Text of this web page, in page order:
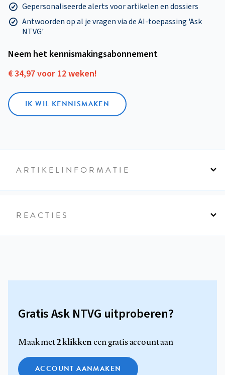
Gepersonaliseerde alerts voor artikelen en dossiers
Antwoorden op al je vragen via de AI-toepassing 'Ask
NTVG'
Neem het kennismakings­abonnement
€ 34,97 voor 12 weken!
IK WIL KENNISMAKEN
ARTIKELINFORMATIE
REACTIES
Gratis Ask NTVG uitproberen?
Maak met2 klikkeneen gratis account aan
ACCOUNT AANMAKEN